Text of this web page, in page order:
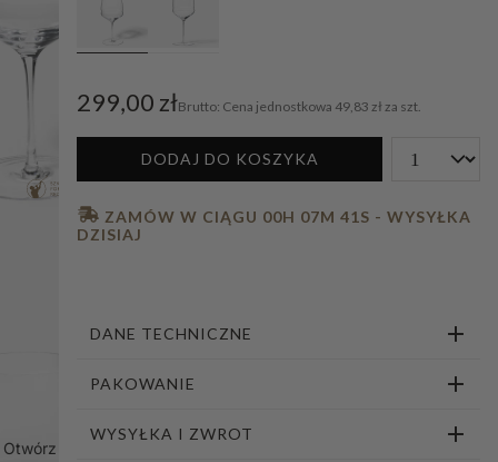
Otwórz
299,00 zł Cena jednostkowa 49,83 zł za szt.
DODAJ DO KOSZYKA
DANE TECHNICZNE
PAKOWANIE
WYSYŁKA I ZWROT
ZAMÓW W CIĄGU 00H 07M 40S - WYSYŁKA
DZISIAJ